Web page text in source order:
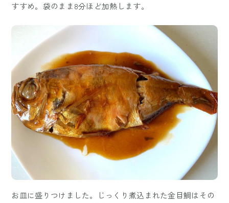
すすめ。袋のまま8分ほど加熱します。
お皿に盛りつけました。じっくり煮込まれた金目鯛はその